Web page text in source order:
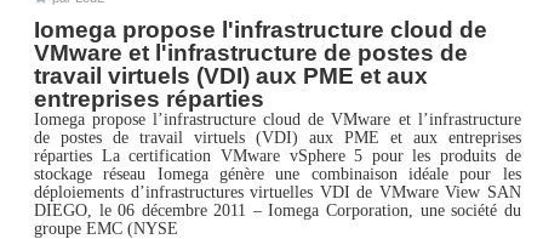
Iomega propose l'infrastructure cloud de
VMware et l'infrastructure de postes de
travail virtuels (VDI) aux PME et aux
entreprises réparties
Iomega propose l’infrastructure cloud de VMware et l’infrastructure
de postes de travail virtuels (VDI) aux PME et aux entreprises
réparties La certification VMware vSphere 5 pour les produits de
stockage réseau Iomega génère une combinaison idéale pour les
déploiements d’infrastructures virtuelles VDI de VMware View SAN
DIEGO, le 06 décembre 2011 – Iomega Corporation, une société du
groupe EMC (NYSE